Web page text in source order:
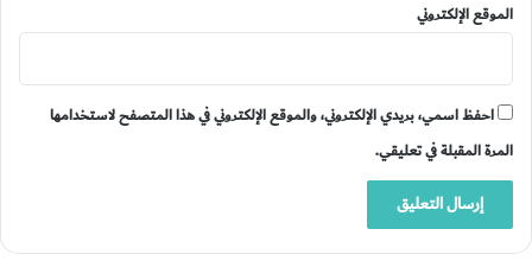
الموقع الإلكتروني
احفظ اسمي، بريدي الإلكتروني، والموقع الإلكتروني في هذا المتصفح لاستخدامها
المرة المقبلة في تعليقي.